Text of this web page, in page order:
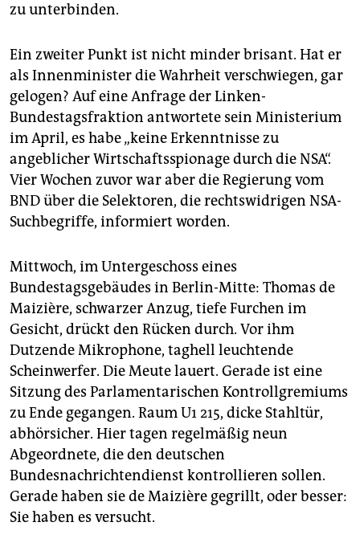
zu unterbinden.
Ein zweiter Punkt ist nicht minder brisant. Hat er
als Innenminister die Wahrheit verschwiegen, gar
gelogen? Auf eine Anfrage der Linken-
Bundestagsfraktion antwortete sein Ministerium
im April, es habe „keine Erkenntnisse zu
angeblicher Wirtschaftsspionage durch die NSA“.
Vier Wochen zuvor war aber die Regierung vom
BND über die Selektoren, die rechtswidrigen NSA-
Suchbegriffe, informiert worden.
Mittwoch, im Untergeschoss eines
Bundestagsgebäudes in Berlin-Mitte: Thomas de
Maizière, schwarzer Anzug, tiefe Furchen im
Gesicht, drückt den Rücken durch. Vor ihm
Dutzende Mikrophone, taghell leuchtende
Scheinwerfer. Die Meute lauert. Gerade ist eine
Sitzung des Parlamentarischen Kontrollgremiums
zu Ende gegangen. Raum U1 215, dicke Stahltür,
abhörsicher. Hier tagen regelmäßig neun
Abgeordnete, die den deutschen
Bundesnachrichtendienst kontrollieren sollen.
Gerade haben sie de Maizière gegrillt, oder besser:
Sie haben es versucht.